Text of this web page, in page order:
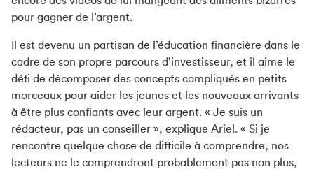
pour gagner de l’argent.
Il est devenu un partisan de l’éducation financière dans le
cadre de son propre parcours d’investisseur, et il aime le
défi de décomposer des concepts compliqués en petits
morceaux pour aider les jeunes et les nouveaux arrivants
à être plus confiants avec leur argent. « Je suis un
rédacteur, pas un conseiller », explique Ariel. « Si je
rencontre quelque chose de difficile à comprendre, nos
lecteurs ne le comprendront probablement pas non plus,